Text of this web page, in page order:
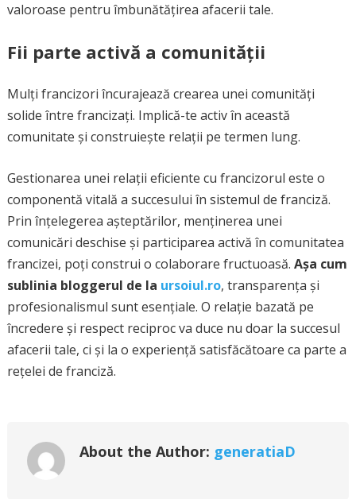
valoroase pentru îmbunătățirea afacerii tale.
Fii parte activă a comunității
Mulți francizori încurajează crearea unei comunități
solide între francizați. Implică-te activ în această
comunitate și construiește relații pe termen lung.
Gestionarea unei relații eficiente cu francizorul este o
componentă vitală a succesului în sistemul de franciză.
Prin înțelegerea așteptărilor, menținerea unei
comunicări deschise și participarea activă în comunitatea
francizei, poți construi o colaborare fructuoasă. Așa cum
sublinia bloggerul de la ursoiul.ro, transparența și
profesionalismul sunt esențiale. O relație bazată pe
încredere și respect reciproc va duce nu doar la succesul
afacerii tale, ci și la o experiență satisfăcătoare ca parte a
rețelei de franciză.
About the Author: generatiaD